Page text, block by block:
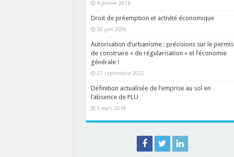
4 janvier 2016
Droit de préemption et activité économique
30 juin 2009
Autorisation d’urbanisme : précisions sur le permis
de construire « de régularisation » et l’économie
générale !
27 septembre 2022
Définition actualisée de l’emprise au sol en
l’absence de PLU
5 mars 2018